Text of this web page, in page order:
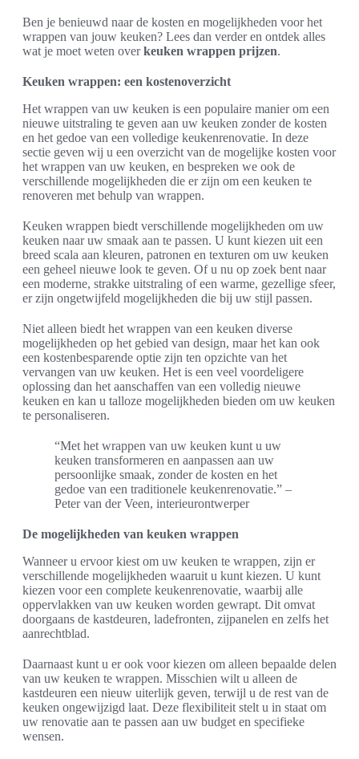
Ben je benieuwd naar de kosten en mogelijkheden voor het
wrappen van jouw keuken? Lees dan verder en ontdek alles
wat je moet weten overkeuken wrappen prijzen.
Keuken wrappen: een kostenoverzicht
Het wrappen van uw keuken is een populaire manier om een
nieuwe uitstraling te geven aan uw keuken zonder de kosten
en het gedoe van een volledige keukenrenovatie. In deze
sectie geven wij u een overzicht van de mogelijke kosten voor
het wrappen van uw keuken, en bespreken we ook de
verschillende mogelijkheden die er zijn om een keuken te
renoveren met behulp van wrappen.
Keuken wrappen biedt verschillende mogelijkheden om uw
keuken naar uw smaak aan te passen. U kunt kiezen uit een
breed scala aan kleuren, patronen en texturen om uw keuken
een geheel nieuwe look te geven. Of u nu op zoek bent naar
een moderne, strakke uitstraling of een warme, gezellige sfeer,
er zijn ongetwijfeld mogelijkheden die bij uw stijl passen.
Niet alleen biedt het wrappen van een keuken diverse
mogelijkheden op het gebied van design, maar het kan ook
een kostenbesparende optie zijn ten opzichte van het
vervangen van uw keuken. Het is een veel voordeligere
oplossing dan het aanschaffen van een volledig nieuwe
keuken en kan u talloze mogelijkheden bieden om uw keuken
te personaliseren.
“Met het wrappen van uw keuken kunt u uw
keuken transformeren en aanpassen aan uw
persoonlijke smaak, zonder de kosten en het
gedoe van een traditionele keukenrenovatie.” –
Peter van der Veen, interieurontwerper
De mogelijkheden van keuken wrappen
Wanneer u ervoor kiest om uw keuken te wrappen, zijn er
verschillende mogelijkheden waaruit u kunt kiezen. U kunt
kiezen voor een complete keukenrenovatie, waarbij alle
oppervlakken van uw keuken worden gewrapt. Dit omvat
doorgaans de kastdeuren, ladefronten, zijpanelen en zelfs het
aanrechtblad.
Daarnaast kunt u er ook voor kiezen om alleen bepaalde delen
van uw keuken te wrappen. Misschien wilt u alleen de
kastdeuren een nieuw uiterlijk geven, terwijl u de rest van de
keuken ongewijzigd laat. Deze flexibiliteit stelt u in staat om
uw renovatie aan te passen aan uw budget en specifieke
wensen.